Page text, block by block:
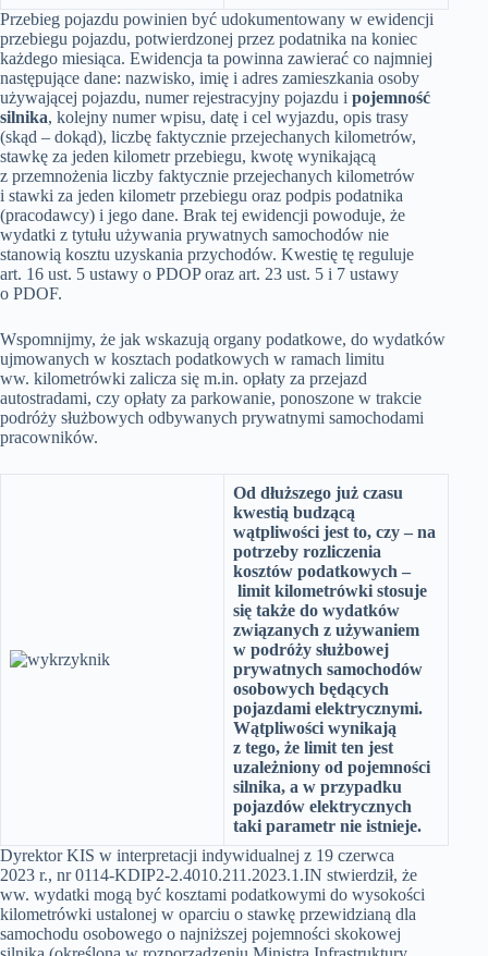
Przebieg pojazdu powinien być udokumentowany w ewidencji
przebiegu pojazdu, potwierdzonej przez podatnika na koniec
każdego miesiąca. Ewidencja ta powinna zawierać co najmniej
następujące dane: nazwisko, imię i adres zamieszkania osoby
używającej pojazdu, numer rejestracyjny pojazdu i pojemność
silnika, kolejny numer wpisu, datę i cel wyjazdu, opis trasy
(skąd – dokąd), liczbę faktycznie przejechanych kilometrów,
stawkę za jeden kilometr przebiegu, kwotę wynikającą
z przemnożenia liczby faktycznie przejechanych kilometrów
i stawki za jeden kilometr przebiegu oraz podpis podatnika
(pracodawcy) i jego dane. Brak tej ewidencji powoduje, że
wydatki z tytułu używania prywatnych samochodów nie
stanowią kosztu uzyskania przychodów. Kwestię tę reguluje
art. 16 ust. 5 ustawy o PDOP oraz art. 23 ust. 5 i 7 ustawy
o PDOF.
Wspomnijmy, że jak wskazują organy podatkowe, do wydatków
ujmowanych w kosztach podatkowych w ramach limitu
ww. kilometrówki zalicza się m.in. opłaty za przejazd
autostradami, czy opłaty za parkowanie, ponoszone w trakcie
podróży służbowych odbywanych prywatnymi samochodami
pracowników.
Od dłuższego już czasu
kwestią budzącą
wątpliwości jest to, czy – na
potrzeby rozliczenia
kosztów podatkowych –
limit kilometrówki stosuje
się także do wydatków
związanych z używaniem
w podróży służbowej
prywatnych samochodów
osobowych będących
pojazdami elektrycznymi.
Wątpliwości wynikają
z tego, że limit ten jest
uzależniony od pojemności
silnika, a w przypadku
pojazdów elektrycznych
taki parametr nie istnieje.
Dyrektor KIS w interpretacji indywidualnej z 19 czerwca
2023 r., nr 0114-KDIP2-2.4010.211.2023.1.IN stwierdził, że
ww. wydatki mogą być kosztami podatkowymi do wysokości
kilometrówki ustalonej w oparciu o stawkę przewidzianą dla
samochodu osobowego o najniższej pojemności skokowej